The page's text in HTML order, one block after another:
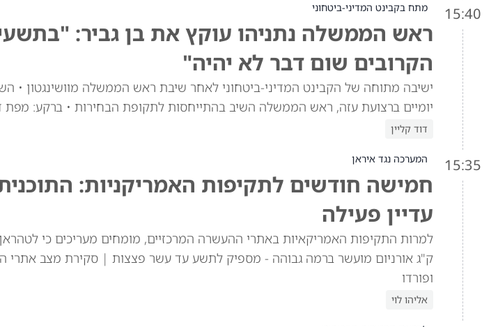
15:40 מתח בקבינט המדיני-ביטחוני
ראש הממשלה נתניהו עוקץ את בן גביר:
הקרובים שום דבר לא יהיה"
ישיבה מתוחה של הקבינט המדיני-ביטחוני לאחר שיבת ראש הממשלה מוושינגטון •
יומיים ברצועת עזה, ראש הממשלה השיב בהתייחסות לתקופת הבחירות • ברקע:
דוד קליין
15:35 המערכה נגד איראן
חמישה חודשים לתקיפות האמריקניות:
עדיין פעילה
ק"ג אורניום מועשר ברמה גבוהה - מספיק לתשע עד עשר פצצות | סקירת מצב אתרי
ופורדו
אליהו לוי